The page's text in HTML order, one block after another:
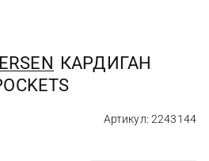
КАРДИГАН
Артикул: 2243144